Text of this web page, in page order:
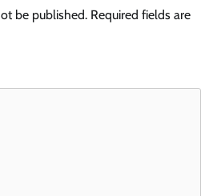
be published. Required fields are